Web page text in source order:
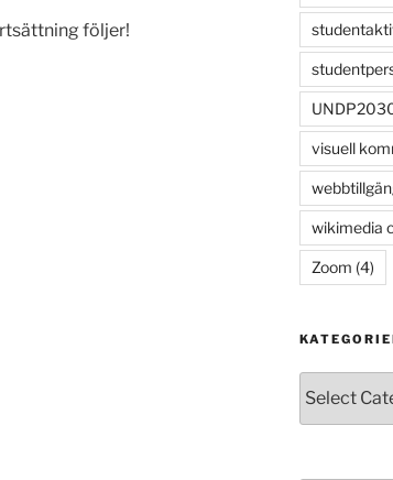
följer!
visuell
wikimedia
Zoom (4)